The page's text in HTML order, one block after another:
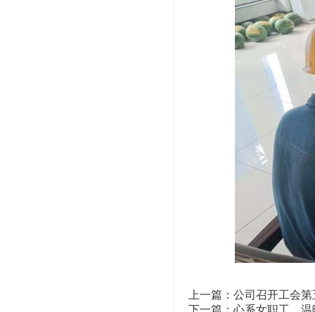
上一篇： 公司召开工会
下一篇： 心系女职工，温